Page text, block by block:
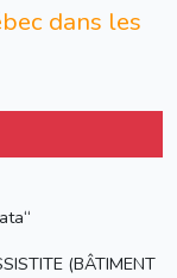
dans les
(BÂTIMENT